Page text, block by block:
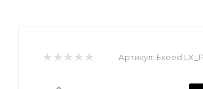
Артикул: Exeed